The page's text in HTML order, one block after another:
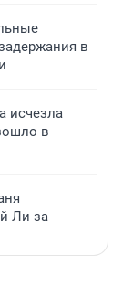
в
исчезла
в
Ли за